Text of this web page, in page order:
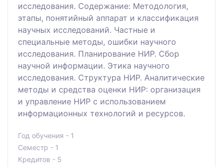
исследования. Содержание: Методология,
этапы, понятийный аппарат и классификация
научных исследований. Частные и
специальные методы, ошибки научного
исследования. Планирование НИР. Сбор
научной информации. Этика научного
исследования. Структура НИР. Аналитические
методы и средства оценки НИР: организация
и управление НИР с использованием
информационных технологий и ресурсов.
Год обучения - 1
Семестр - 1
Кредитов - 5